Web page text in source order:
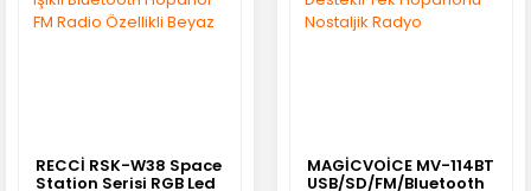
RECCİ RSK-W38 Space
Station Serisi RGB Led
MAGİCVOİCE MV-114BT
USB/SD/FM/Bluetooth